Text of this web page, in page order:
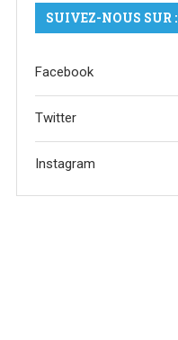
SUIVEZ-NOUS SUR :
Facebook
Twitter
Instagram